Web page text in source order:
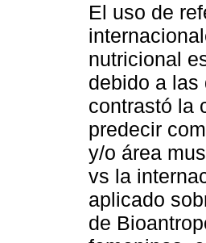
El uso de
nutricional
debido a las
contrastó la
predecir
y/o área
vs la
aplicado
de